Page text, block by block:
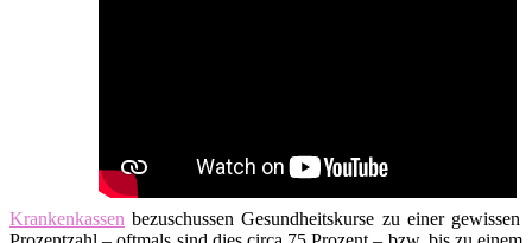
Krankenkassen bezuschussen Gesundheitskurse zu einer gewissen